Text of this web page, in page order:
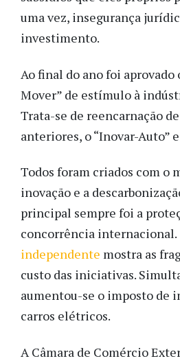
uma vez, insegurança
investimento.
Ao final do ano foi aprovado
Mover” de estímulo à
Trata-se de reencarnação
anteriores, o “Inovar-Auto”
Todos foram criados com o
inovação e a
principal sempre foi a
concorrência internacional.
independente mostra as
custo das iniciativas.
aumentou-se o imposto de
carros elétricos.
A Câmara de Comércio